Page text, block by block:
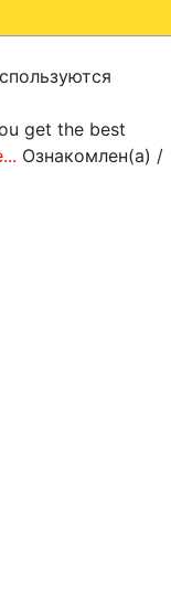
get the best
Ознакомлен(а) /